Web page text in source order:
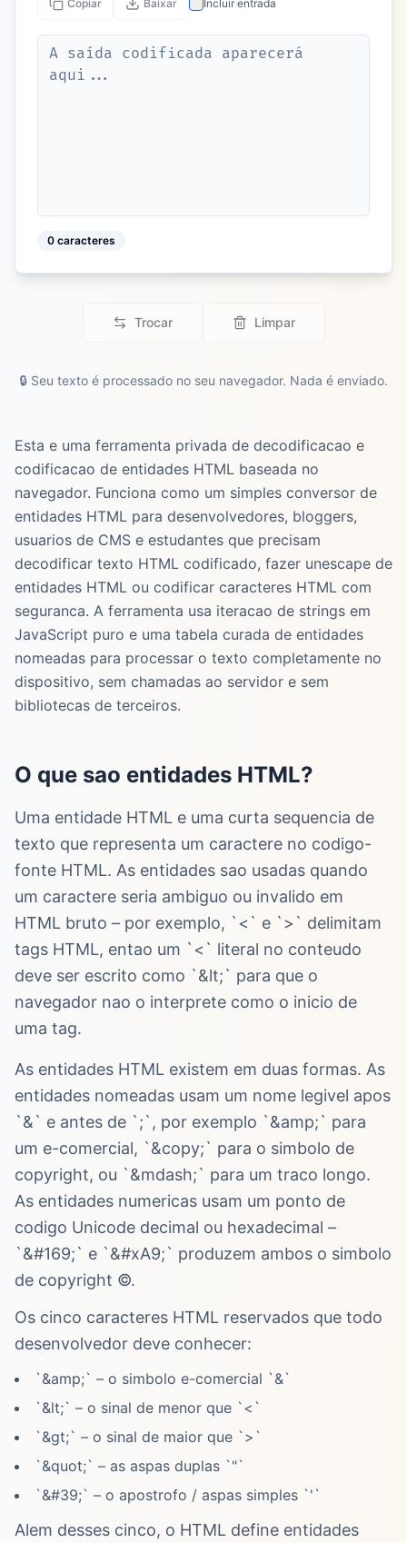
Copiar Baixar Incluir entrada
0 caracteres
Trocar Limpar
🔒 Seu texto é processado no seu navegador. Nada é enviado.
Esta e uma ferramenta privada de decodificacao e
codificacao de entidades HTML baseada no
navegador. Funciona como um simples conversor de
entidades HTML para desenvolvedores, bloggers,
usuarios de CMS e estudantes que precisam
decodificar texto HTML codificado, fazer unescape de
entidades HTML ou codificar caracteres HTML com
seguranca. A ferramenta usa iteracao de strings em
JavaScript puro e uma tabela curada de entidades
nomeadas para processar o texto completamente no
dispositivo, sem chamadas ao servidor e sem
bibliotecas de terceiros.
O que sao entidades HTML?
Uma entidade HTML e uma curta sequencia de
texto que representa um caractere no codigo-
fonte HTML. As entidades sao usadas quando
um caractere seria ambiguo ou invalido em
HTML bruto – por exemplo, `<` e `>` delimitam
tags HTML, entao um `<` literal no conteudo
deve ser escrito como `&lt;` para que o
navegador nao o interprete como o inicio de
uma tag.
As entidades HTML existem em duas formas. As
entidades nomeadas usam um nome legivel apos
`&` e antes de `;`, por exemplo `&amp;` para
um e-comercial, `&copy;` para o simbolo de
copyright, ou `&mdash;` para um traco longo.
As entidades numericas usam um ponto de
codigo Unicode decimal ou hexadecimal –
`&#169;` e `&#xA9;` produzem ambos o simbolo
de copyright ©.
Os cinco caracteres HTML reservados que todo
desenvolvedor deve conhecer:
`&amp;` – o simbolo e-comercial `&`
`&lt;` – o sinal de menor que `<`
`&gt;` – o sinal de maior que `>`
`&quot;` – as aspas duplas `"`
`&#39;` – o apostrofo / aspas simples `'`
Alem desses cinco, o HTML define entidades